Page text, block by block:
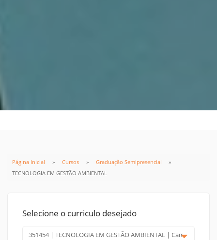
Página Inicial Cursos
Graduação Semipresencial
TECNOLOGIA EM GESTÃO AMBIENTAL
Selecione o curriculo desejado